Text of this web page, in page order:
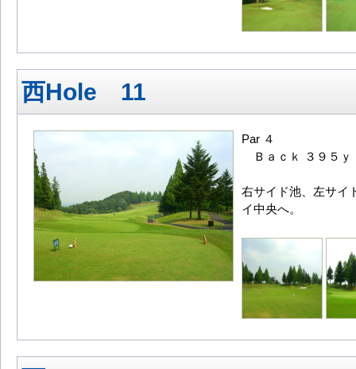
西Hole 11
Par ４
Ｂａｃｋ ３９５
右サイド池、左サイ
イ中央へ。